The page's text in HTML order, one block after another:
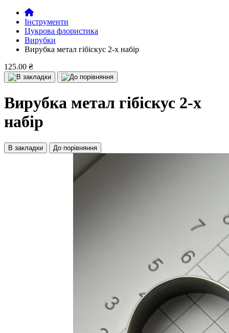
Інструменти
Цукрова флористика
Вирубки
Вирубка метал гібіскус 2-х набір
125.00 ₴
Вирубка метал гібіскус 2-х
набір
В закладки До порівняння